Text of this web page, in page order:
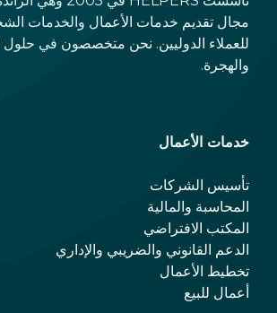
مجال تقديم خدمات الأعمال والخدمات
للعملاء الدوليين. نحن متخصصون في حلول
والهجرة.
خدمات الأعمال
تأسيس الشركات
المحاسبة والمالية
المكتب الافتراضي
الدعم القانوني والضريبي والإداري
تخطيط الأعمال
أعمال للبيع